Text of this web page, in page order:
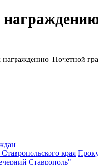
награждению Почетной
края
Ставрополь"